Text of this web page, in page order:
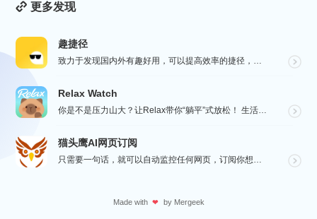
更多发现
趣捷径
致力于发现国内外有趣好用，可以提高效率的捷径，让你的手机变得更有趣，更好用，在“趣捷径” APP， ...
Relax Watch
你是不是压力山大？让Relax带你“躺平”式放松！ 生活节奏飞快，压力如影随形？渴望片刻宁静？别担心...
猫头鹰AI网页订阅
只需要一句话，就可以自动监控任何网页，订阅你想要的信息。
Made with ❤ by Mergeek